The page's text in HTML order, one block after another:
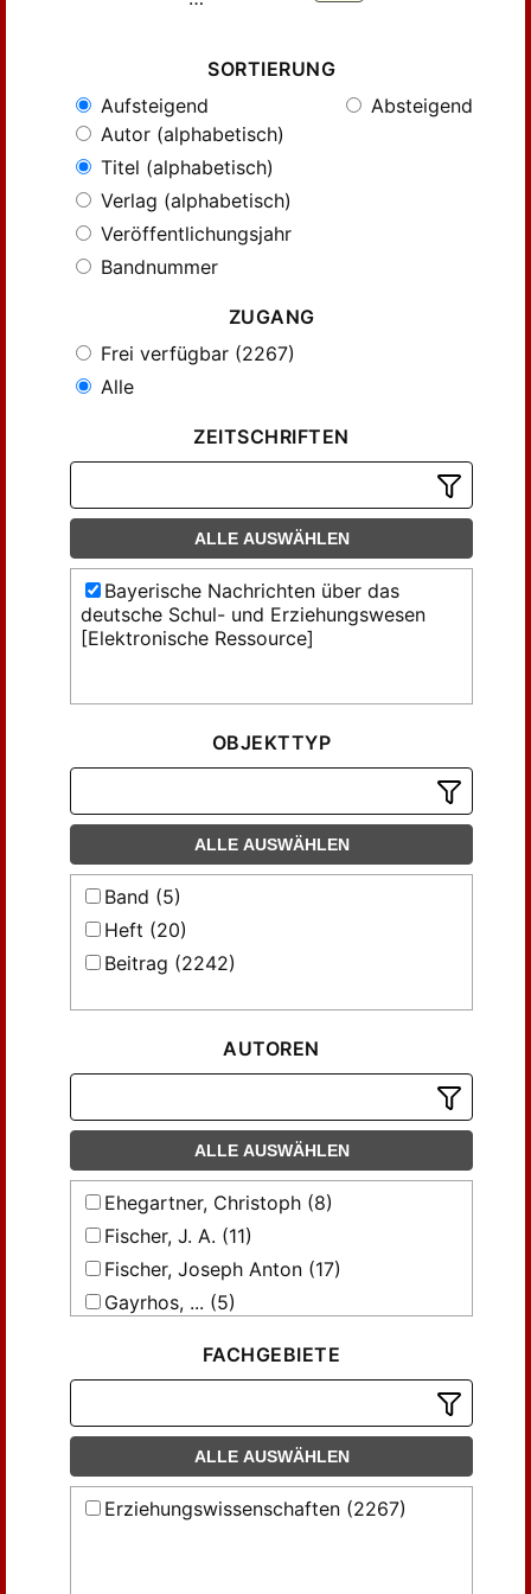
SORTIERUNG
Aufsteigend
Absteigend
Autor (alphabetisch)
Titel (alphabetisch)
Verlag (alphabetisch)
Veröffentlichungsjahr
Bandnummer
ZUGANG
Frei verfügbar (2267)
Alle
ZEITSCHRIFTEN
ALLE AUSWÄHLEN
Bayerische Nachrichten über das
deutsche Schul- und Erziehungswesen
[Elektronische Ressource]
OBJEKTTYP
ALLE AUSWÄHLEN
Band (5)
Heft (20)
Beitrag (2242)
AUTOREN
ALLE AUSWÄHLEN
Ehegartner, Christoph (8)
Fischer, J. A. (11)
Fischer, Joseph Anton (17)
Gayrhos, ... (5)
Gebhart, ... (17)
Gebhart, Nepomuk (11)
Girard, Jean-Baptiste = Girard (47)
Glassen, ... (7)
FACHGEBIETE
ALLE AUSWÄHLEN
Erziehungswissenschaften (2267)